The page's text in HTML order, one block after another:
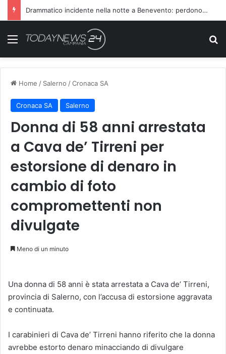
Drammatico incidente nella notte a Benevento: perdono la vita due persone
Menu
Home / Salerno /Cronaca SA
Cronaca SA Salerno
Donna di 58 anni arrestata
a Cava de’ Tirreni per
estorsione di denaro in
cambio di foto
compromettenti non
divulgate
Meno di un minuto
Una donna di 58 anni è stata arrestata a Cava de’ Tirreni,
provincia di Salerno, con l’accusa di estorsione aggravata
e continuata.
I carabinieri di Cava de’ Tirreni hanno riferito che la donna
avrebbe estorto denaro minacciando di divulgare